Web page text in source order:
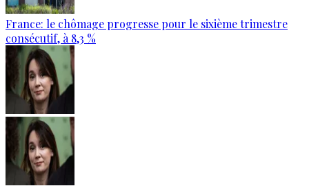
France: le chômage progresse pour le sixième trimestre
consécutif, à 8,3 %